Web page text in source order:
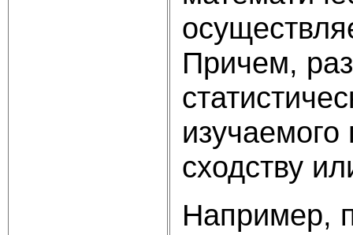
Причем,
сходству
Например,